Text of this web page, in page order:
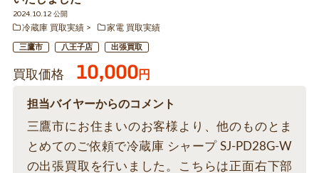
2024.10.12 公開
冷蔵庫 買取実績
家電 買取実績
三鷹市 八王子店 出張買取
買取価格 10,000円
担当バイヤーからのコメント
三鷹市にお住まいのお客様より、他のものとま
とめてのご依頼で冷蔵庫 シャープ SJ-PD28G-W
の出張買取を行いました。こちらは正面右下部